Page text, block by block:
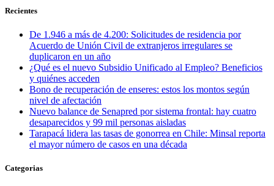
Recientes
De 1.946 a más de 4.200: Solicitudes de residencia por
Acuerdo de Unión Civil de extranjeros irregulares se
duplicaron en un año
¿Qué es el nuevo Subsidio Unificado al Empleo? Beneficios
y quiénes acceden
Bono de recuperación de enseres: estos los montos según
nivel de afectación
Nuevo balance de Senapred por sistema frontal: hay cuatro
desaparecidos y 99 mil personas aisladas
Tarapacá lidera las tasas de gonorrea en Chile: Minsal reporta
el mayor número de casos en una década
Categorias